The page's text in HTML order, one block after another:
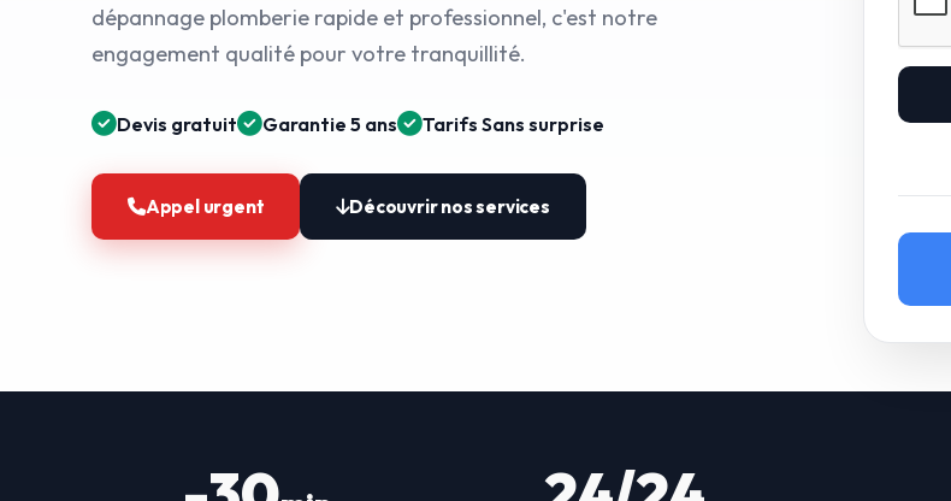
dépannage plomberie rapide et professionnel, c'est notre
engagement qualité pour votre tranquillité.
Devis gratuit Garantie 5 ans Tarifs Sans surprise
Appel urgent Découvrir nos services